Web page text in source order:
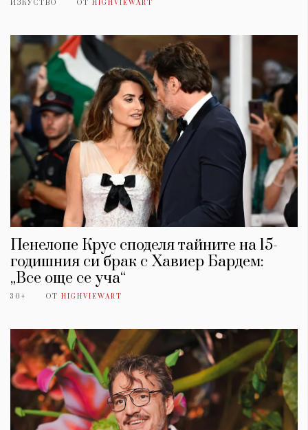
ИЗКУСТВО ОТ HIGHVIEWART
Пенелопе Крус споделя тайните на 15-
годишния си брак с Хавиер Бардем:
„Все още се уча“
30+ ОТ HIGHVIEWART